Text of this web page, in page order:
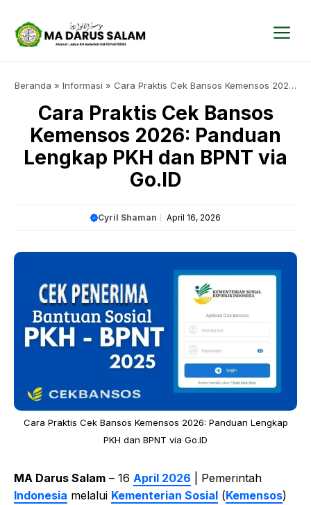
Beranda » Informasi » Cara Praktis Cek Bansos Kemensos 2026:
Cara Praktis Cek Bansos
Kemensos 2026: Panduan
Lengkap PKH dan BPNT via
Go.ID
Cyril Shaman April 16, 2026
Cara Praktis Cek Bansos Kemensos 2026: Panduan Lengkap
PKH dan BPNT via Go.ID
MA Darus Salam – 16 April 2026 | Pemerintah
Indonesia melalui Kementerian Sosial (Kemensos)